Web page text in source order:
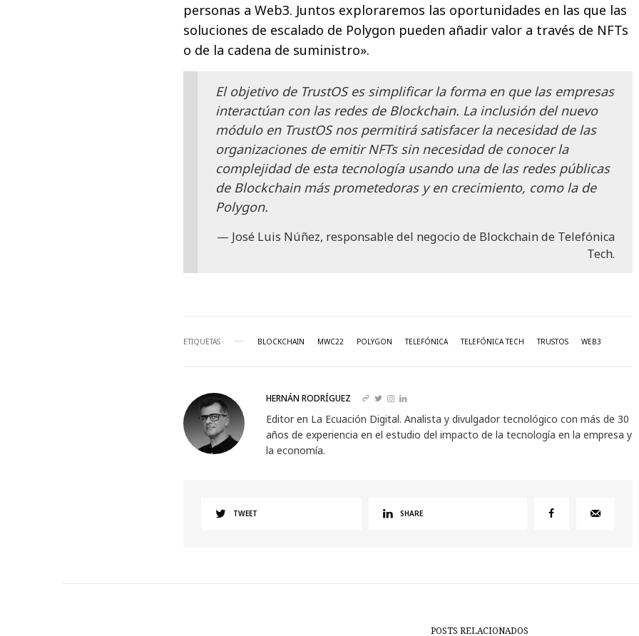
personas a Web3. Juntos exploraremos las oportunidades en las que las
soluciones de escalado de Polygon pueden añadir valor a través de NFTs
o de la cadena de suministro».
El objetivo de TrustOS es simplificar la forma en que las empresas
interactúan con las redes de Blockchain. La inclusión del nuevo
módulo en TrustOS nos permitirá satisfacer la necesidad de las
organizaciones de emitir NFTs sin necesidad de conocer la
complejidad de esta tecnología usando una de las redes públicas
de Blockchain más prometedoras y en crecimiento, como la de
Polygon.
José Luis Núñez, responsable del negocio de Blockchain de Telefónica
Tech.
ETIQUETAS BLOCKCHAIN MWC22 POLYGON TELEFÓNICA TELEFÓNICA TECH TRUSTOS WEB3
HERNÁN RODRÍGUEZ
Editor en La Ecuación Digital. Analista y divulgador tecnológico con más de 30
años de experiencia en el estudio del impacto de la tecnología en la empresa y
la economía.
TWEET SHARE
POSTS RELACIONADOS